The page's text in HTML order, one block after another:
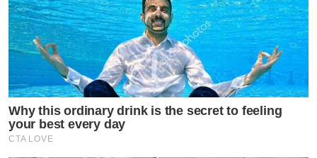
Why this ordinary drink is the secret to feeling
your best every day
CTA LOVE